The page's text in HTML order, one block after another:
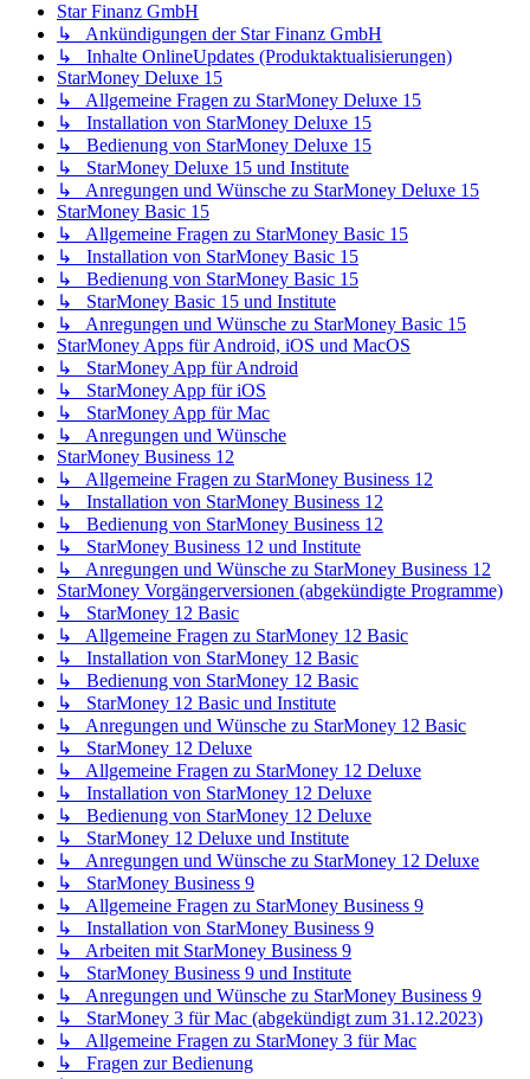
Star Finanz GmbH
↳ Ankündigungen der Star Finanz GmbH
↳ Inhalte OnlineUpdates (Produktaktualisierungen)
StarMoney Deluxe 15
↳ Allgemeine Fragen zu StarMoney Deluxe 15
↳ Installation von StarMoney Deluxe 15
↳ Bedienung von StarMoney Deluxe 15
↳ StarMoney Deluxe 15 und Institute
↳ Anregungen und Wünsche zu StarMoney Deluxe 15
StarMoney Basic 15
↳ Allgemeine Fragen zu StarMoney Basic 15
↳ Installation von StarMoney Basic 15
↳ Bedienung von StarMoney Basic 15
↳ StarMoney Basic 15 und Institute
↳ Anregungen und Wünsche zu StarMoney Basic 15
StarMoney Apps für Android, iOS und MacOS
↳ StarMoney App für Android
↳ StarMoney App für iOS
↳ StarMoney App für Mac
↳ Anregungen und Wünsche
StarMoney Business 12
↳ Allgemeine Fragen zu StarMoney Business 12
↳ Installation von StarMoney Business 12
↳ Bedienung von StarMoney Business 12
↳ StarMoney Business 12 und Institute
↳ Anregungen und Wünsche zu StarMoney Business 12
StarMoney Vorgängerversionen (abgekündigte Programme)
↳ StarMoney 12 Basic
↳ Allgemeine Fragen zu StarMoney 12 Basic
↳ Installation von StarMoney 12 Basic
↳ Bedienung von StarMoney 12 Basic
↳ StarMoney 12 Basic und Institute
↳ Anregungen und Wünsche zu StarMoney 12 Basic
↳ StarMoney 12 Deluxe
↳ Allgemeine Fragen zu StarMoney 12 Deluxe
↳ Installation von StarMoney 12 Deluxe
↳ Bedienung von StarMoney 12 Deluxe
↳ StarMoney 12 Deluxe und Institute
↳ Anregungen und Wünsche zu StarMoney 12 Deluxe
↳ StarMoney Business 9
↳ Allgemeine Fragen zu StarMoney Business 9
↳ Installation von StarMoney Business 9
↳ Arbeiten mit StarMoney Business 9
↳ StarMoney Business 9 und Institute
↳ Anregungen und Wünsche zu StarMoney Business 9
↳ StarMoney 3 für Mac (abgekündigt zum 31.12.2023)
↳ Allgemeine Fragen zu StarMoney 3 für Mac
↳ Fragen zur Bedienung